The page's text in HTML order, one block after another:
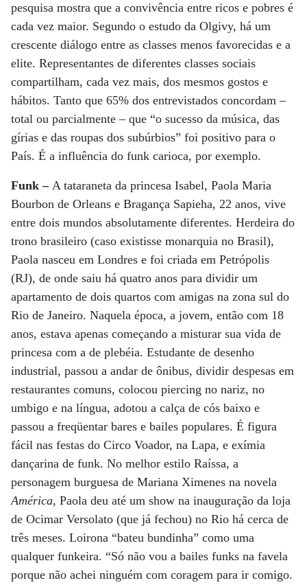
pesquisa mostra que a convivência entre ricos e pobres é
cada vez maior. Segundo o estudo da Olgivy, há um
crescente diálogo entre as classes menos favorecidas e a
elite. Representantes de diferentes classes sociais
compartilham, cada vez mais, dos mesmos gostos e
hábitos. Tanto que 65% dos entrevistados concordam –
total ou parcialmente – que “o sucesso da música, das
gírias e das roupas dos subúrbios” foi positivo para o
País. É a influência do funk carioca, por exemplo.
Funk – A tataraneta da princesa Isabel, Paola Maria
Bourbon de Orleans e Bragança Sapieha, 22 anos, vive
entre dois mundos absolutamente diferentes. Herdeira do
trono brasileiro (caso existisse monarquia no Brasil),
Paola nasceu em Londres e foi criada em Petrópolis
(RJ), de onde saiu há quatro anos para dividir um
apartamento de dois quartos com amigas na zona sul do
Rio de Janeiro. Naquela época, a jovem, então com 18
anos, estava apenas começando a misturar sua vida de
princesa com a de plebéia. Estudante de desenho
industrial, passou a andar de ônibus, dividir despesas em
restaurantes comuns, colocou piercing no nariz, no
umbigo e na língua, adotou a calça de cós baixo e
passou a freqüentar bares e bailes populares. É figura
fácil nas festas do Circo Voador, na Lapa, e exímia
dançarina de funk. No melhor estilo Raíssa, a
personagem burguesa de Mariana Ximenes na novela
América, Paola deu até um show na inauguração da loja
de Ocimar Versolato (que já fechou) no Rio há cerca de
três meses. Loirona “bateu bundinha” como uma
qualquer funkeira. “Só não vou a bailes funks na favela
porque não achei ninguém com coragem para ir comigo.